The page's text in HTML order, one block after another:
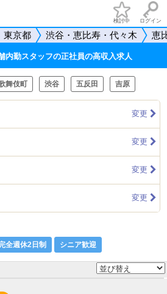
検討中 ログイン
東京都 渋谷・恵比寿・代々木 恵
内勤スタッフの正社員の高収入求人
舞伎町 渋谷 五反田 吉原
変更
変更
変更
変更
全週休2日制 シニア歓迎